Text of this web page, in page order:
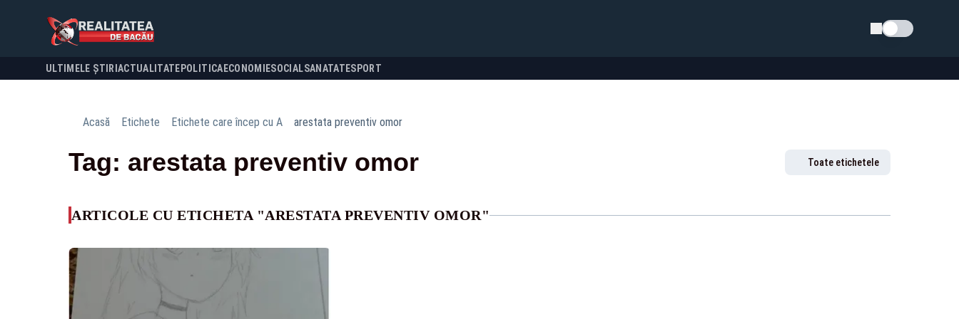
Schimba tema
ULTIMELE ȘTIRI ACTUALITATE POLITICA ECONOMIESOCIALSANATATESPORT
Acasă Etichete Etichete care încep cu A arestata preventiv omor
Tag: arestata preventiv omor Toate etichetele
ARTICOLE CU ETICHETA "ARESTATA PREVENTIV OMOR"